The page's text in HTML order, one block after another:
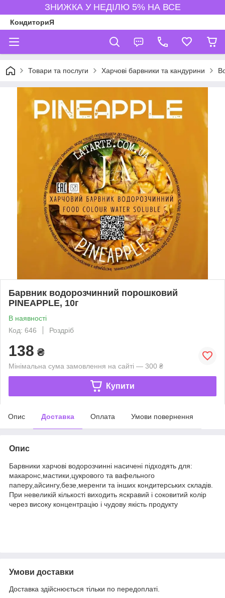
ЗНИЖКА У НЕДІЛЮ 5% НА ВСЕ
КондиториЯ
Товари та послуги Харчові барвники та кандурини
Барвник водорозчинний порошковий
PINEAPPLE, 10г
В наявності
Код: 646
Роздріб
138 ₴
Мінімальна сума замовлення на сайті — 300 ₴
Купити
Опис Доставка Оплата Умови повернення
Опис
Барвники харчові водорозчинні насичені підходять для:
макаронс,мастики,цукрового та вафельного
паперу,айсингу,безе,меренги та інших кондитерських складів.
При невеликій кількості виходить яскравий і соковитий колір
через високу концентрацію і чудову якість продукту
Умови доставки
Доставка здійснюється тільки по передоплаті.